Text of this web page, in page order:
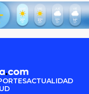
ACTUALIDAD